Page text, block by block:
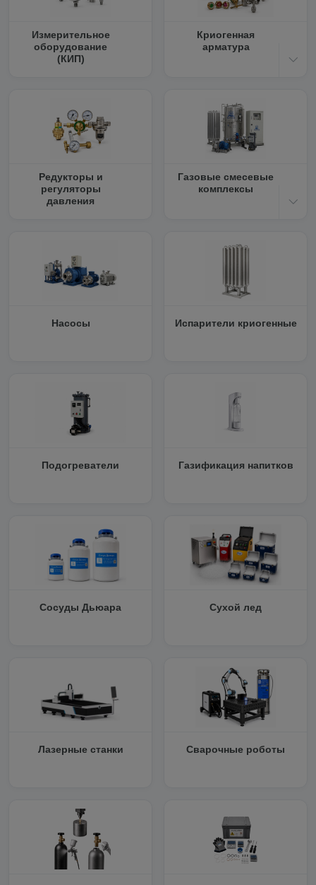
Измерительное
оборудование
(КИП)
Криогенная
арматура
Редукторы и
регуляторы
давления
Газовые смесевые
комплексы
Насосы Испарители криогенные
Подогреватели Газификация напитков
Сосуды Дьюара Сухой лед
Лазерные станки Сварочные роботы